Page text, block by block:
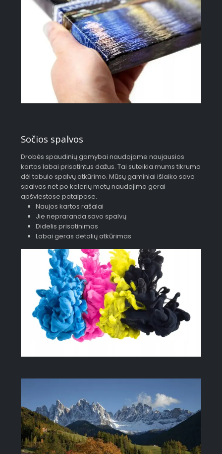
Sočios spalvos
Drobės spaudinių gamybai naudojame naujausios
kartos labai prisotintus dažus. Tai suteikia mums tikrumo
dėl tobulo spalvų atkūrimo. Mūsų gaminiai išlaiko savo
spalvas net po kelerių metų naudojimo gerai
apšviestose patalpose.
Naujos kartos rašalai
Jie nepraranda savo spalvų
Didelis prisotinimas
Labai geras detalių atkūrimas